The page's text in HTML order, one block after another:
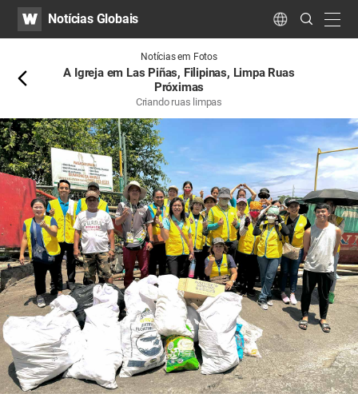
WATVNotícias Globais Language
Search
Submit
Notícias em Fotos
A Igreja em Las Piñas, Filipinas, Limpa Ruas
Próximas
Criando ruas limpas